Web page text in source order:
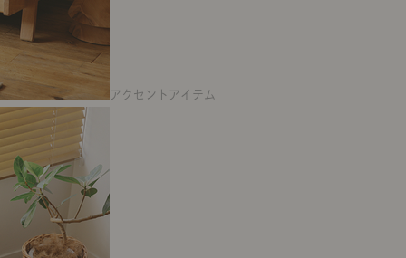
アクセントアイテム